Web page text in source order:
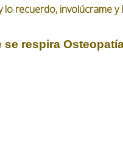
lo recuerdo, involúcrame
se respira